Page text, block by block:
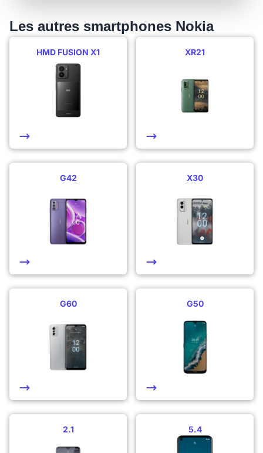
Les autres smartphones Nokia
HMD FUSION X1 XR21
G42 X30
G60 G50
2.1 5.4